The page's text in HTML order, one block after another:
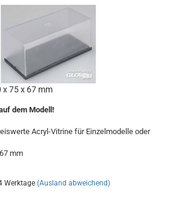
x 75 x 67 mm
dem Modell!
Acryl-Vitrine für Einzelmodelle oder
mm
Werktage (Ausland abweichend)